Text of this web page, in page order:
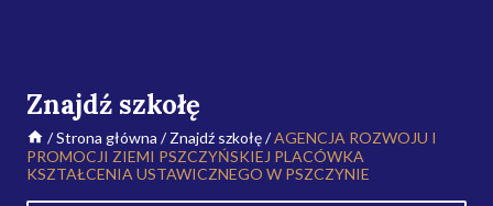
Znajdź szkołę
/Strona główna /Znajdź szkołę/AGENCJA ROZWOJU I
PROMOCJI ZIEMI PSZCZYŃSKIEJ PLACÓWKA
KSZTAŁCENIA USTAWICZNEGO W PSZCZYNIE